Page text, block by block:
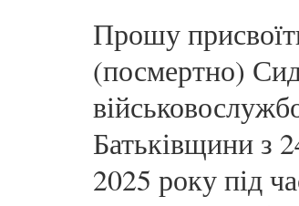
Прошу
(посмертно)
Батьківщини з
2025 року під